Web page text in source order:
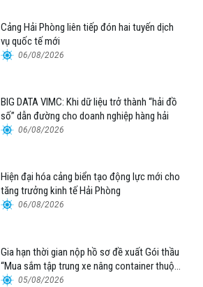
Cảng Hải Phòng liên tiếp đón hai tuyến dịch
vụ quốc tế mới
06/08/2026
BIG DATA VIMC: Khi dữ liệu trở thành “hải đồ
số” dẫn đường cho doanh nghiệp hàng hải
06/08/2026
Hiện đại hóa cảng biển tạo động lực mới cho
tăng trưởng kinh tế Hải Phòng
06/08/2026
Gia hạn thời gian nộp hồ sơ đề xuất Gói thầu
“Mua sắm tập trung xe nâng container thuộc
Tổng công ty Hàng hải Việt Nam – CTCP”
05/08/2026